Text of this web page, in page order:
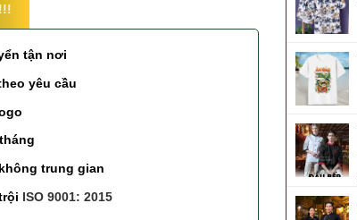
tận nơi
yêu cầu
trung gian
ISO 9001: 2015